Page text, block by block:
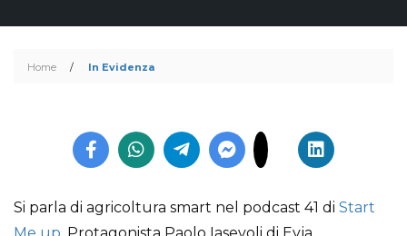
Home / In Evidenza
Si parla di agricoltura smart nel podcast 41 di Start